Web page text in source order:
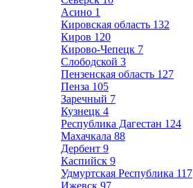
Асино 1
Кировская область 132
Киров 120
Кирово-Чепецк 7
Слободской 3
Пензенская область 127
Пенза 105
Заречный 7
Кузнецк 4
Республика Дагестан 124
Махачкала 88
Дербент 9
Каспийск 9
Удмуртская Республика 117
Ижевск 97